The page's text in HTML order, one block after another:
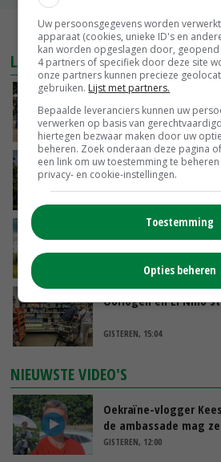
MEER MARKTPRIJZEN
LAATSTE NIEUWS
Na jarenlang meten
boeren nu erkenning
VANDAAG, 07:00
Kamervragen over
minister spreekt van
‘Rendement van
GISTEREN, 15:30
Oorlogen en El Niño
GISTEREN, 15:04
NIEUWSTE VIDEO'S
Oekraïne-vlogger
de ambassade mag
GISTEREN, 12:00
Uw persoonsgegevens worden
apparaat (cookies, unieke ID's en
kan worden opgeslagen door,
4 partners of specifiek door deze site
onze partners kunnen precieze
gebruiken. Lijst met partners.
Bepaalde leveranciers kunnen uw
verwerken op basis van
hiertegen bezwaar maken door uw
beheren. Zoek onderaan deze pagina
een link om uw toestemming te
privacy- en cookie-instellingen.
Toestemming
Opties beheren